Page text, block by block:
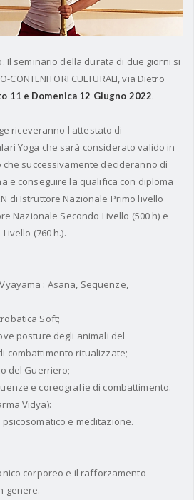
Il seminario della durata di due giorni si
CONTENITORI CULTURALI, via Dietro
11 e Domenica 12 Giugno 2022.
riceveranno l'attestato di
Yoga che sarà considerato valido in
successivamente decideranno di
e conseguire la qualifica con diploma
di Istruttore Nazionale Primo livello
Nazionale Secondo Livello (500 h) e
(760 h.).
: Asana, Sequenze,
Soft;
posture degli animali del
combattimento ritualizzate;
del Guerriero;
e coreografie di combattimento.
Vidya):
e meditazione.
corporeo e il rafforzamento
genere.